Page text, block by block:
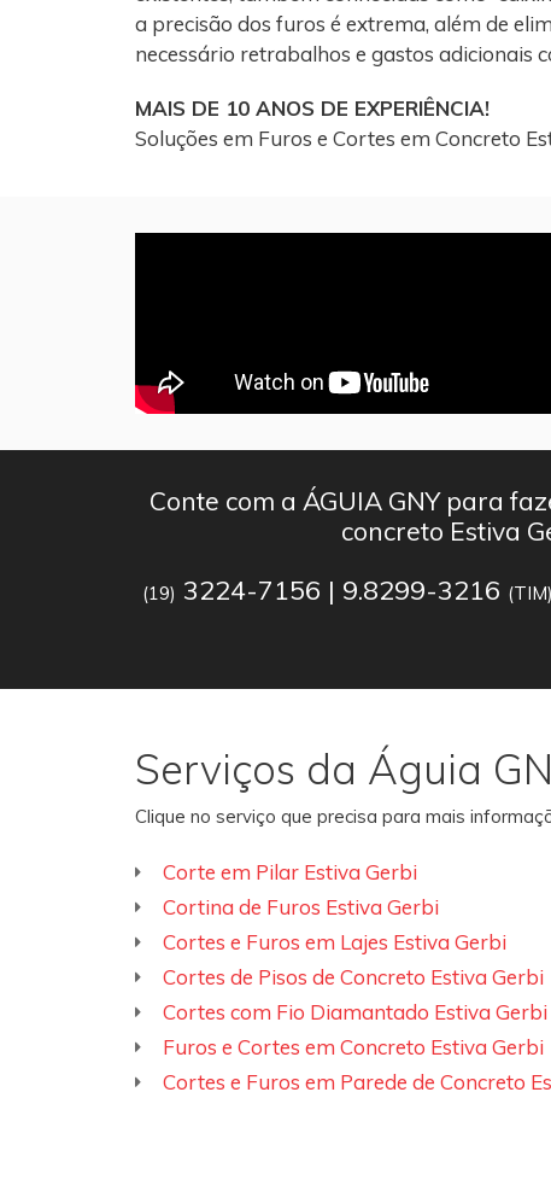
a precisão dos furos é extrema, além de
necessário retrabalhos e gastos adicionais
MAIS DE 10 ANOS DE EXPERIÊNCIA!
Soluções em Furos e Cortes em Concreto
Conte com a ÁGUIA GNY para
concreto Estiva
(19) 3224-7156 | 9.8299-3216
Serviços da Águia
Clique no serviço que precisa para mais
Corte em Pilar Estiva Gerbi
Cortina de Furos Estiva Gerbi
Cortes e Furos em Lajes Estiva Gerbi
Cortes de Pisos de Concreto Estiva Gerbi
Cortes com Fio Diamantado Estiva Gerbi
Furos e Cortes em Concreto Estiva Gerbi
Cortes e Furos em Parede de Concreto